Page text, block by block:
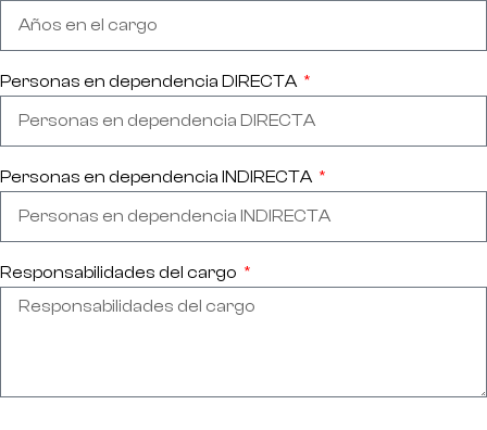
Personas en dependencia DIRECTA
Personas en dependencia INDIRECTA
Responsabilidades del cargo